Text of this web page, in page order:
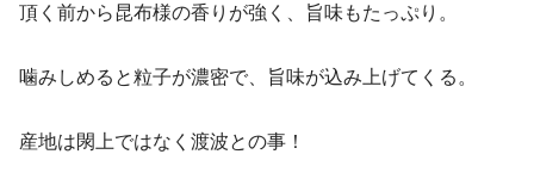
頂く前から昆布様の香りが強く、旨味もたっぷり。
噛みしめると粒子が濃密で、旨味が込み上げてくる。
産地は閖上ではなく渡波との事！